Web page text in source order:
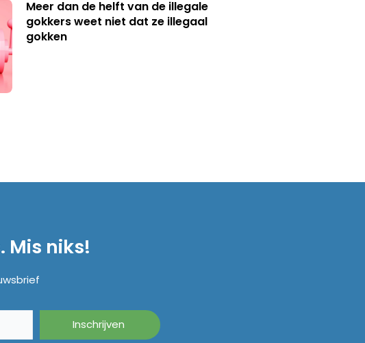
Meer dan de helft van de illegale
gokkers weet niet dat ze illegaal
gokken
Mis niks!